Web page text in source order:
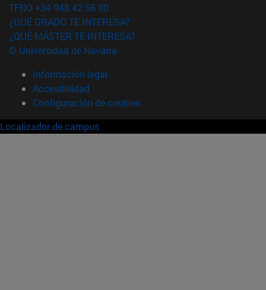
TFNO +34 948 42 56 00
¿QUÉ GRADO TE INTERESA?
¿QUÉ MÁSTER TE INTERESA?
© Universidad de Navarra
Información legal
Accesibilidad
Configuración de cookies
Localizador de campus